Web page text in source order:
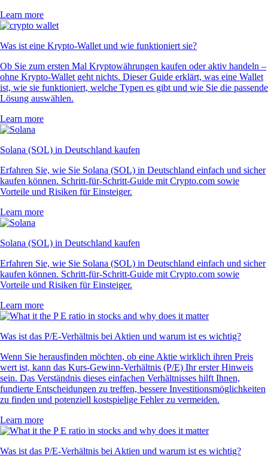
Learn more
Was ist eine Krypto-Wallet und wie funktioniert sie?
Ob Sie zum ersten Mal Kryptowährungen kaufen oder aktiv handeln –
ohne Krypto-Wallet geht nichts. Dieser Guide erklärt, was eine Wallet
ist, wie sie funktioniert, welche Typen es gibt und wie Sie die passende
Lösung auswählen.
Learn more
Solana (SOL) in Deutschland kaufen
Erfahren Sie, wie Sie Solana (SOL) in Deutschland einfach und sicher
kaufen können. Schritt-für-Schritt-Guide mit Crypto.com sowie
Vorteile und Risiken für Einsteiger.
Learn more
Solana (SOL) in Deutschland kaufen
Erfahren Sie, wie Sie Solana (SOL) in Deutschland einfach und sicher
kaufen können. Schritt-für-Schritt-Guide mit Crypto.com sowie
Vorteile und Risiken für Einsteiger.
Learn more
Was ist das P/E-Verhältnis bei Aktien und warum ist es wichtig?
Wenn Sie herausfinden möchten, ob eine Aktie wirklich ihren Preis
wert ist, kann das Kurs-Gewinn-Verhältnis (P/E) Ihr erster Hinweis
sein. Das Verständnis dieses einfachen Verhältnisses hilft Ihnen,
fundierte Entscheidungen zu treffen, bessere Investitionsmöglichkeiten
zu finden und potenziell kostspielige Fehler zu vermeiden.
Learn more
Was ist das P/E-Verhältnis bei Aktien und warum ist es wichtig?